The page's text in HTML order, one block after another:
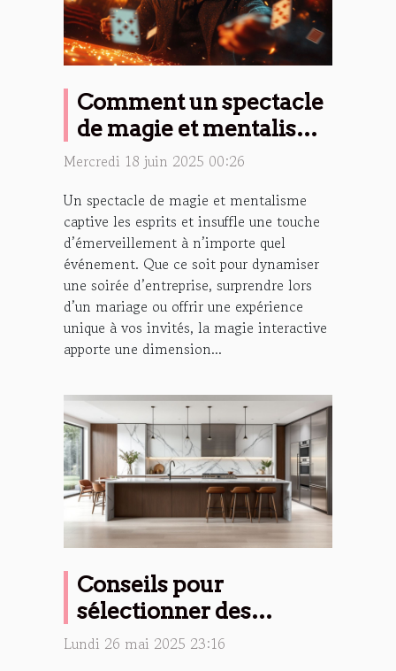
Comment un spectacle
de magie et mentalisme
peut transformer vos
Mercredi 18 juin 2025 00:26
Un spectacle de magie et mentalisme
captive les esprits et insuffle une touche
d’émerveillement à n’importe quel
événement. Que ce soit pour dynamiser
une soirée d’entreprise, surprendre lors
d’un mariage ou offrir une expérience
unique à vos invités, la magie interactive
apporte une dimension...
Conseils pour
sélectionner des
matériaux haut de
Lundi 26 mai 2025 23:16